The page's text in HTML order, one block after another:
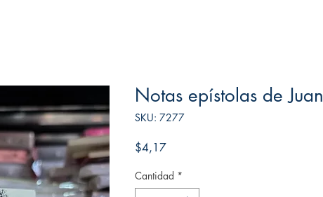
Notas epístolas de Juan
SKU: 7277
$4,17Precio
Cantidad *